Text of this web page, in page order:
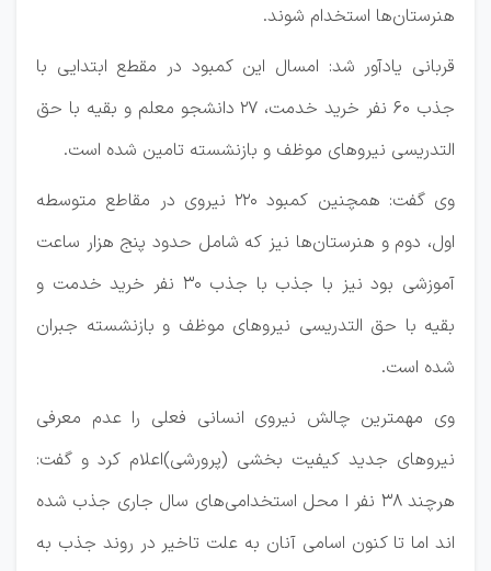
هنرستان‌ها استخدام شوند.
قربانی یادآور شد: امسال این کمبود در مقطع ابتدایی با
جذب ۶۰ نفر خرید خدمت، ۲۷ دانشجو معلم و بقیه با حق
التدریسی نیروهای موظف و بازنشسته تامین شده است.
وی گفت: همچنین کمبود ۲۲۰ نیروی در مقاطع متوسطه
اول، دوم و هنرستان‌ها نیز که شامل حدود پنج هزار ساعت
آموزشی بود نیز با جذب با جذب ۳۰ نفر خرید خدمت و
بقیه با حق التدریسی نیروهای موظف و بازنشسته جبران
شده است.
وی مهمترین چالش نیروی انسانی فعلی را عدم معرفی
نیروهای جدید کیفیت بخشی (پرورشی)‌اعلام کرد و گفت:
هرچند ۳۸ نفر ا محل استخدامی‌های سال جاری جذب شده
اند اما تا کنون اسامی آنان به علت تاخیر در روند جذب به